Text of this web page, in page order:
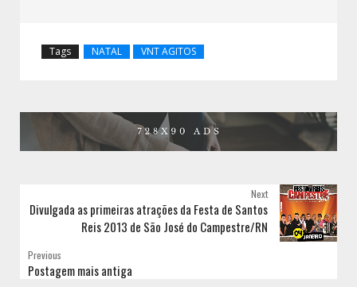
Tags NATAL VNT AGITOS
Next
Divulgada as primeiras atrações da Festa de Santos
Reis 2013 de São José do Campestre/RN
Previous
Postagem mais antiga